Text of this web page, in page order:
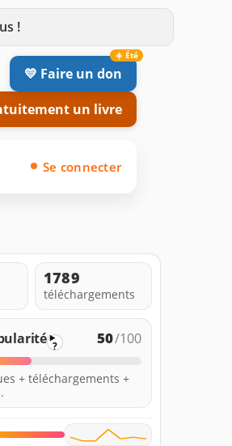
!
💛 Faire un don
un livre
Se connecter
1789
téléchargements
? 50/100
+ téléchargements +